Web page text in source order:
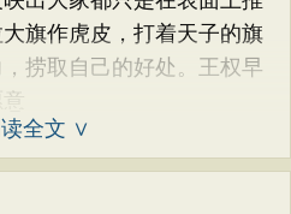
旗作虎皮，打着天子的旗
捞取自己的好处。王权早
全文 ∨